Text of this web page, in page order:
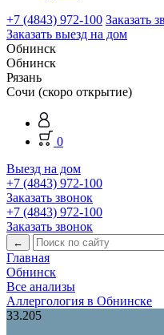
+7 (4843) 972-100 Заказать
Заказать выезд на дом
Обнинск
Обнинск
Рязань
Сочи (скоро открытие)
0
Выезд на дом
+7 (4843) 972-100
Заказать звонок
+7 (4843) 972-100
Заказать звонок
←
Главная
Обнинск
Все анализы
Аллергология в Обнинске
33.205